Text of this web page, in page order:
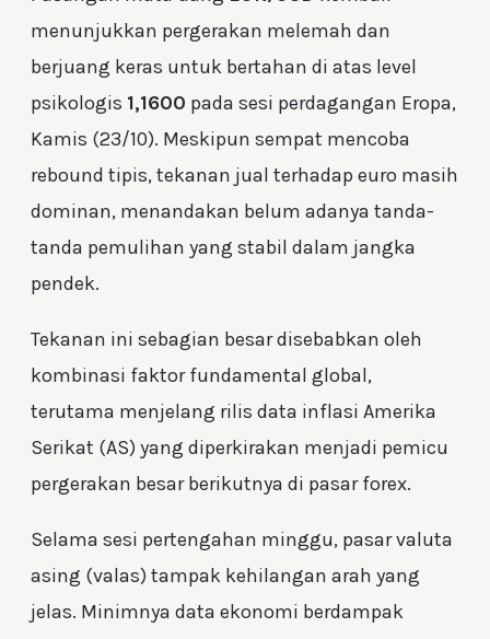
menunjukkan pergerakan melemah dan
berjuang keras untuk bertahan di atas level
psikologis 1,1600 pada sesi perdagangan Eropa,
Kamis (23/10). Meskipun sempat mencoba
rebound tipis, tekanan jual terhadap euro masih
dominan, menandakan belum adanya tanda-
tanda pemulihan yang stabil dalam jangka
pendek.
Tekanan ini sebagian besar disebabkan oleh
kombinasi faktor fundamental global,
terutama menjelang rilis data inflasi Amerika
Serikat (AS) yang diperkirakan menjadi pemicu
pergerakan besar berikutnya di pasar forex.
Selama sesi pertengahan minggu, pasar valuta
asing (valas) tampak kehilangan arah yang
jelas. Minimnya data ekonomi berdampak